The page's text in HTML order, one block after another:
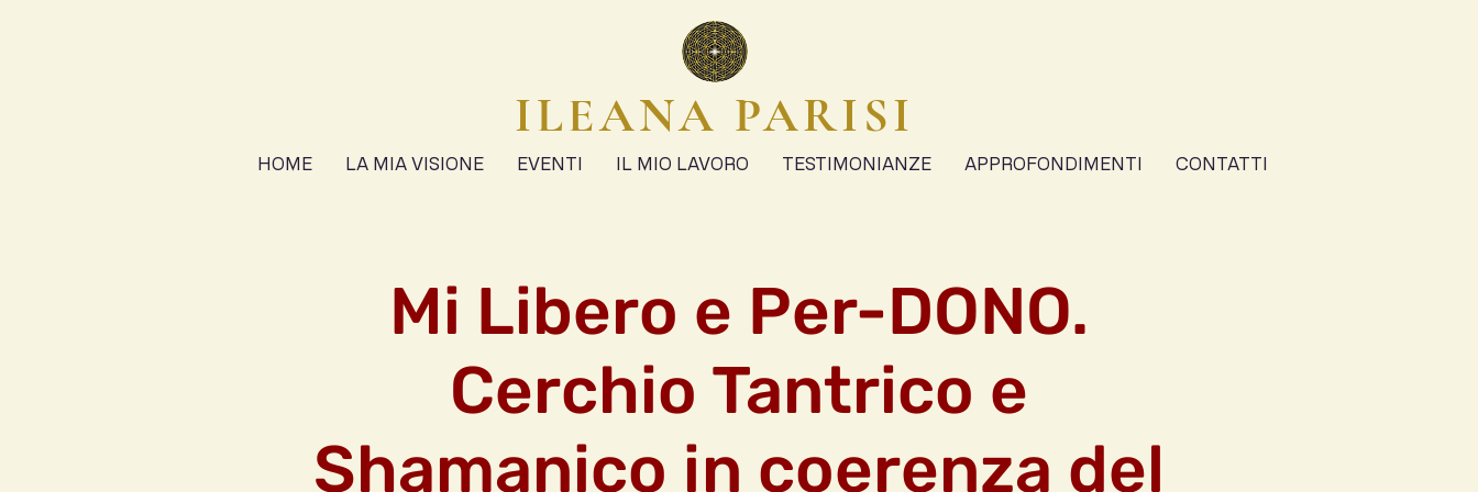
ILEANA PARISI
HOME LA MIA VISIONE EVENTI IL MIO LAVORO TESTIMONIANZE APPROFONDIMENTI CONTATTI
Mi Libero e Per-DONO.
Cerchio Tantrico e
Shamanico in coerenza del